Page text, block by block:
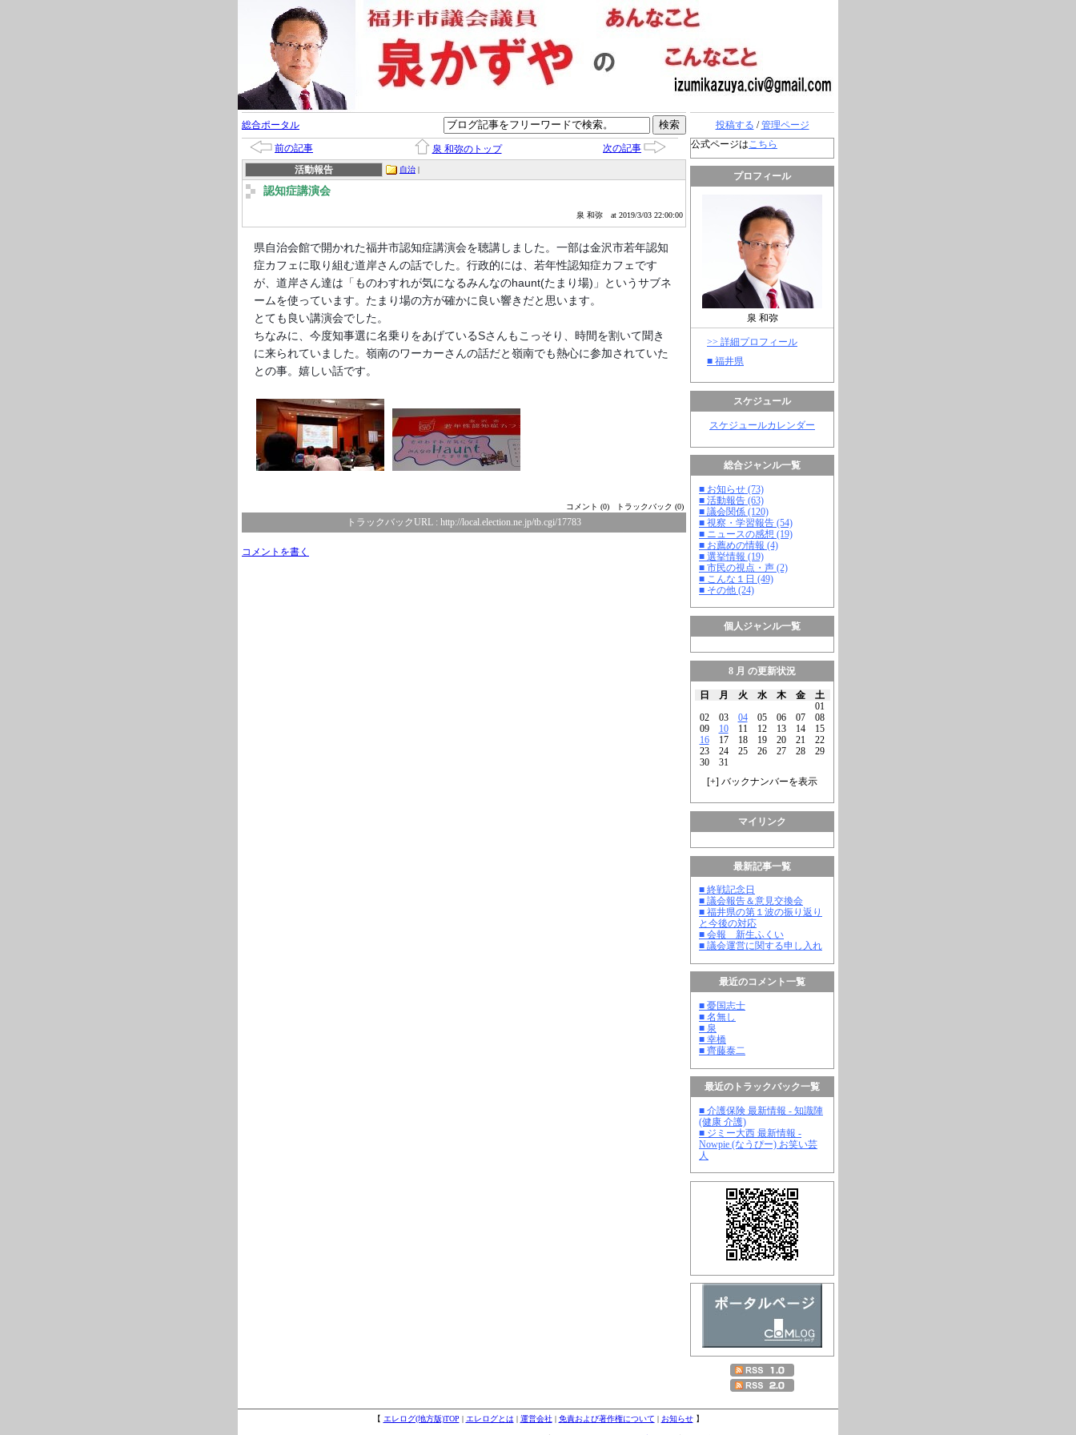
投稿する /管理ページ
公式ページはこちら
プロフィール
泉 和弥
>> 詳細プロフィール
■ 福井県
スケジュール
スケジュールカレンダー
総合ジャンル一覧
■ お知らせ (73)
■ 活動報告 (63)
■ 議会関係 (120)
■ 視察・学習報告 (54)
■ ニュースの感想 (19)
■ お薦めの情報 (4)
■ 選挙情報 (19)
■ 市民の視点・声 (2)
■ こんな１日 (49)
■ その他 (24)
個人ジャンル一覧
8 月 の更新状況
日 月 火 水 木 金
土
01
02
03 04 05 06 07
08
09
10 11 12 13 14
15
16
17 18 19 20 21
22
23
24 25 26 27 28
29
30
31
[+] バックナンバーを表示
マイリンク
最新記事一覧
■ 終戦記念日
■ 議会報告＆意見交換会
■ 福井県の第１波の振り返り
と今後の対応
■ 会報 新生ふくい
■ 議会運営に関する申し入れ
最近のコメント一覧
■ 憂国志士
■ 名無し
■ 泉
■ 幸橋
■ 齊藤泰二
最近のトラックバック一覧
■ 介護保険 最新情報 - 知識陣
(健康 介護)
■ ジミー大西 最新情報 -
Nowpie (なうぴー) お笑い芸
人
総合ポータル
前の記事 泉 和弥のトップ
次の記事
活動報告
自治 |
認知症講演会
泉 和弥 at 2019/3/03 22:00:00
県自治会館で開かれた福井市認知症講演会を聴講しました。一部は金沢市若年認知
症カフェに取り組む道岸さんの話でした。行政的には、若年性認知症カフェです
が、道岸さん達は「ものわすれが気になるみんなのhaunt(たまり場)」というサブネ
ームを使っています。たまり場の方が確かに良い響きだと思います。
とても良い講演会でした。
ちなみに、今度知事選に名乗りをあげているSさんもこっそり、時間を割いて聞き
に来られていました。嶺南のワーカーさんの話だと嶺南でも熱心に参加されていた
との事。嬉しい話です。
コメント (0) トラックバック (0)
トラックバックURL : http://local.election.ne.jp/tb.cgi/17783
コメントを書く
【 エレログ(地方版)TOP | エレログとは | 運営会社| 免責および著作権について | お知らせ】